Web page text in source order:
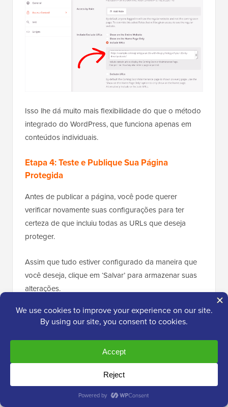
Isso lhe dá muito mais flexibilidade do que o método
integrado do WordPress, que funciona apenas em
conteúdos individuais.
Etapa 4: Teste e Publique Sua Página
Protegida
Antes de publicar a página, você pode querer
verificar novamente suas configurações para ter
certeza de que incluiu todas as URLs que deseja
proteger.
Assim que tudo estiver configurado da maneira que
você deseja, clique em ‘Salvar’ para armazenar suas
alterações.
Depois disso, você pode acessarSeedProd »